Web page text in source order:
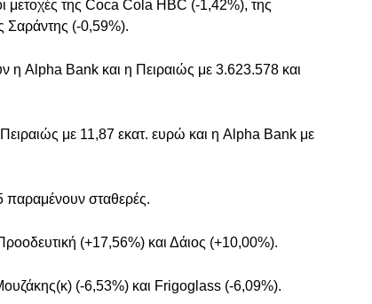
μετοχές της Coca Cola HBC (-1,42%), της
Σαράντης (-0,59%).
η Alpha Bank και η Πειραιώς με 3.623.578 και
με 11,87 εκατ. ευρώ και η Alpha Βank με
παραμένουν σταθερές.
(+17,56%) και Δάιος (+10,00%).
(-6,53%) και Frigoglass (-6,09%).